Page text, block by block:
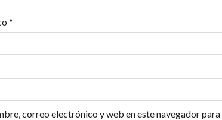
*
correo electrónico y web en este navegador